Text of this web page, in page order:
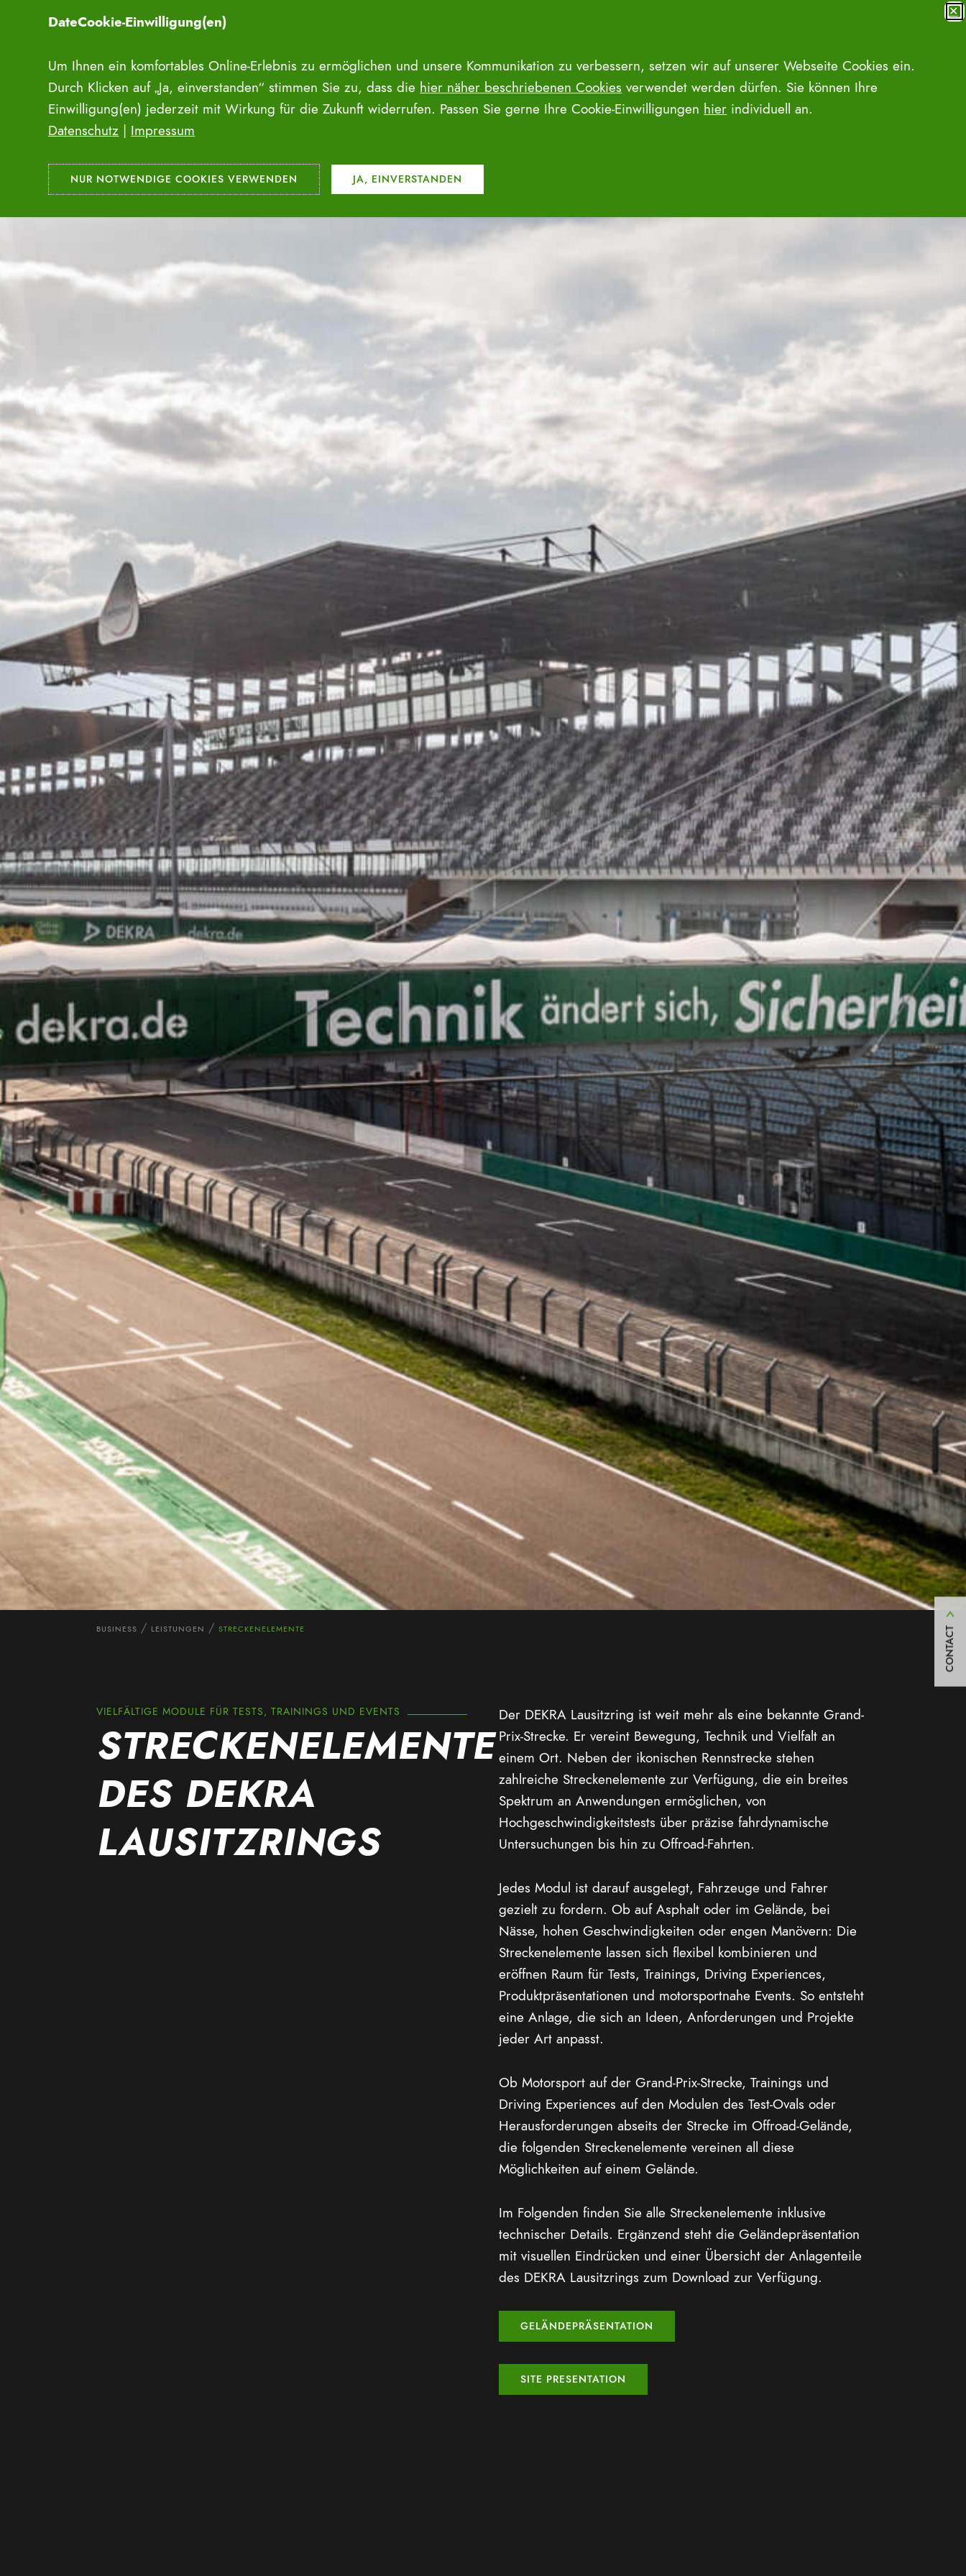
CONTACT
BUSINESS LEISTUNGEN STRECKENELEMENTE
VIELFÄLTIGE MODULE FÜR TESTS, TRAININGS UND EVENTS
STRECKENELEMENTE
DES DEKRA
LAUSITZRINGS
Der DEKRA Lausitzring ist weit mehr als eine bekannte Grand-
Prix-Strecke. Er vereint Bewegung, Technik und Vielfalt an
einem Ort. Neben der ikonischen Rennstrecke stehen
zahlreiche Streckenelemente zur Verfügung, die ein breites
Spektrum an Anwendungen ermöglichen, von
Hochgeschwindigkeitstests über präzise fahrdynamische
Untersuchungen bis hin zu Offroad-Fahrten.
Jedes Modul ist darauf ausgelegt, Fahrzeuge und Fahrer
gezielt zu fordern. Ob auf Asphalt oder im Gelände, bei
Nässe, hohen Geschwindigkeiten oder engen Manövern: Die
Streckenelemente lassen sich flexibel kombinieren und
eröffnen Raum für Tests, Trainings, Driving Experiences,
Produktpräsentationen und motorsportnahe Events. So entsteht
eine Anlage, die sich an Ideen, Anforderungen und Projekte
jeder Art anpasst.
Ob Motorsport auf der Grand-Prix-Strecke, Trainings und
Driving Experiences auf den Modulen des Test-Ovals oder
Herausforderungen abseits der Strecke im Offroad-Gelände,
die folgenden Streckenelemente vereinen all diese
Möglichkeiten auf einem Gelände.
Im Folgenden finden Sie alle Streckenelemente inklusive
technischer Details. Ergänzend steht die Geländepräsentation
mit visuellen Eindrücken und einer Übersicht der Anlagenteile
des DEKRA Lausitzrings zum Download zur Verfügung.
GELÄNDEPRÄSENTATION
SITE PRESENTATION
✕
DateCookie-Einwilligung(en)
Um Ihnen ein komfortables Online-Erlebnis zu ermöglichen und unsere Kommunikation zu verbessern, setzen wir auf unserer Webseite Cookies ein.
Durch Klicken auf „Ja, einverstanden“ stimmen Sie zu, dass die hier näher beschriebenen Cookies verwendet werden dürfen. Sie können Ihre
Einwilligung(en) jederzeit mit Wirkung für die Zukunft widerrufen. Passen Sie gerne Ihre Cookie-Einwilligungen hier individuell an.
Datenschutz | Impressum